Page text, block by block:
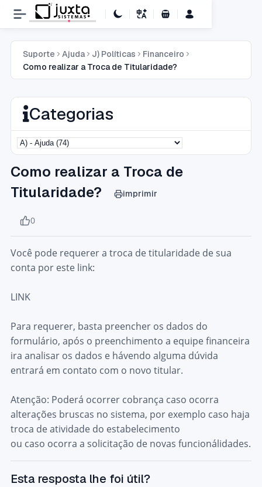
Carrinho de Compras
Suporte Ajuda J) Políticas
Financeiro
Como realizar a Troca de Titularidade?
Categorias
Como realizar a Troca de
Titularidade?
imprimir
0
Você pode requerer a troca de titularidade de sua
conta por este link:
LINK
Para requerer, basta preencher os dados do
formulário, após o preenchimento a equipe financeira
ira analisar os dados e hávendo alguma dúvida
entrará em contato com o novo titular.
Atenção: Poderá ocorrer cobrança caso ocorra
alterações bruscas no sistema, por exemplo caso haja
troca de atividade do estabelecimento
ou caso ocorra a solicitação de novas funcionálidades.
Esta resposta lhe foi útil?